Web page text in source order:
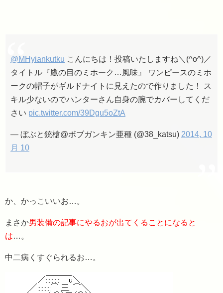
@MHyiankutku こんにちは！投稿いたしますね＼(^o^)／
タイトル『鷹の目のミホーク…風味』 ワンピースのミホ
ークの帽子がギルドナイトに見えたので作りました！ ス
キル少ないのでハンターさん自身の腕でカバーしてくだ
さい pic.twitter.com/39Dgu5oZtA
— ぼぶと銃槍@ボブガンキン亜種 (@38_katsu) 2014, 10
月 10
か、かっこいいお…。
まさか男装備の記事にやるおが出てくることになると
は…。
中二病くすぐられるお…。